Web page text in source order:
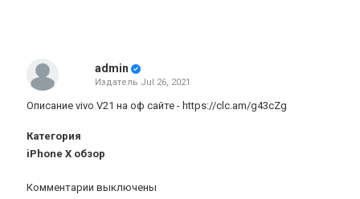
admin
Издатель Jul 26, 2021
Описание vivo V21 на оф сайте - https://clc.am/g43cZg
Категория
iPhone X обзор
Комментарии выключены